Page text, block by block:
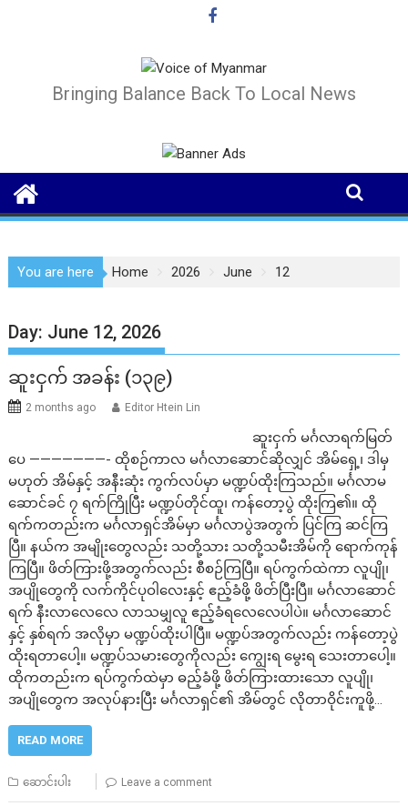
Bringing Balance Back To Local News
You are here Home 2026 June 12
Day: June 12, 2026
ဆူးငှက် အခန်း (၁၃၉)
2 months ago Editor Htein Lin
ဆူးငှက် မင်္ဂလာရက်မြတ်
ပေ ———————- ထိုစဉ်ကာလ မင်္ဂလာဆောင်ဆိုလျှင် အိမ်ရှေ့၊ ဒါမှ
မဟုတ် အိမ်နှင့် အနီးဆုံး ကွက်လပ်မှာ မဏ္ဍပ်ထိုးကြသည်။ မင်္ဂလာမ
ဆောင်ခင် ၇ ရက်ကြိုပြီး မဏ္ဍပ်တိုင်ထူ၊ ကန်တော့ပွဲ ထိုးကြ၏။ ထို
ရက်ကတည်းက မင်္ဂလာရှင်အိမ်မှာ မင်္ဂလာပွဲအတွက် ပြင်ကြ ဆင်ကြ
ပြီ။ နယ်က အမျိုးတွေလည်း သတို့သား သတို့သမီးအိမ်ကို ရောက်ကုန်
ကြပြီ။ ဖိတ်ကြားဖို့အတွက်လည်း စီစဉ်ကြပြီ။ ရပ်ကွက်ထဲကာ လူပျို၊
အပျိုတွေကို လက်ကိုင်ပုဝါလေးနှင့် ဧည့်ခံဖို့ ဖိတ်ပြီးပြီ။ မင်္ဂလာဆောင်
ရက် နီးလာလေလေ လာသမျှလူ ဧည့်ခံရလေလေပါပဲ။ မင်္ဂလာဆောင်
နှင့် နှစ်ရက် အလိုမှာ မဏ္ဍပ်ထိုးပါပြီ။ မဏ္ဍပ်အတွက်လည်း ကန်တော့ပွဲ
ထိုးရတာပေါ့။ မဏ္ဍပ်သမားတွေကိုလည်း ကျွေးရ မွေးရ သေးတာပေါ့။
ထိုကတည်းက ရပ်ကွက်ထဲမှာ ဓည့်ခံဖို့ ဖိတ်ကြားထားသော လူပျို၊
အပျိုတွေက အလုပ်နားပြီး မင်္ဂလာရှင်၏ အိမ်တွင် လိုတာဝိုင်းကူဖို့…
READ MORE
ဆောင်းပါး Leave a comment